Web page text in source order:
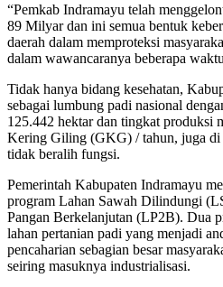
“Pemkab Indramayu telah
89 Milyar dan ini semua bentuk
daerah dalam memproteksi
dalam wawancaranya beberapa
Tidak hanya bidang kesehatan,
sebagai lumbung padi nasional
125.442 hektar dan tingkat produksi
Kering Giling (GKG) / tahun, juga di
tidak beralih fungsi.
Pemerintah Kabupaten Indramayu
program Lahan Sawah Dilindungi
Pangan Berkelanjutan (LP2B). Dua
lahan pertanian padi yang menjadi
pencaharian sebagian besar
seiring masuknya industrialisasi.